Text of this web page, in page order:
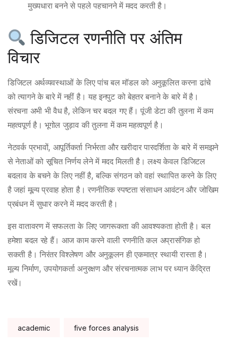
मुख्यधारा बनने से पहले पहचानने में मदद करती है।
डिजिटल रणनीति पर अंतिम
विचार
डिजिटल अर्थव्यवस्थाओं के लिए पांच बल मॉडल को अनुकूलित करना ढांचे
को त्यागने के बारे में नहीं है। यह इनपुट को बेहतर बनाने के बारे में है।
संरचना अभी भी वैध है, लेकिन चर बदल गए हैं। पूंजी डेटा की तुलना में कम
महत्वपूर्ण है। भूगोल जुड़ाव की तुलना में कम महत्वपूर्ण है।
नेटवर्क प्रभावों, आपूर्तिकर्ता निर्भरता और खरीदार पारदर्शिता के बारे में समझने
से नेताओं को सूचित निर्णय लेने में मदद मिलती है। लक्ष्य केवल डिजिटल
बदलाव के बचने के लिए नहीं है, बल्कि संगठन को वहां स्थापित करने के लिए
है जहां मूल्य प्रवाह होता है। रणनीतिक स्पष्टता संसाधन आवंटन और जोखिम
प्रबंधन में सुधार करने में मदद करती है।
इस वातावरण में सफलता के लिए जागरूकता की आवश्यकता होती है। बल
हमेशा बदल रहे हैं। आज काम करने वाली रणनीति कल अप्रासंगिक हो
सकती है। निरंतर विश्लेषण और अनुकूलन ही एकमात्र स्थायी रास्ता है।
मूल्य निर्माण, उपयोगकर्ता अनुरक्षण और संरचनात्मक लाभ पर ध्यान केंद्रित
रखें।
academic five forces analysis